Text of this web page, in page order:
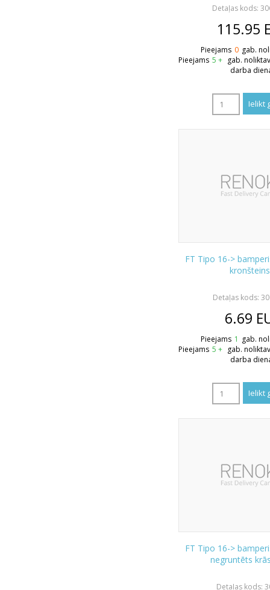
Detaļas kods:
115.95
Pieejams 0 gab.
Pieejams 5 + gab.
darba
FT Tipo 16->
Detaļas kods:
6.69
Pieejams 1 gab.
Pieejams 5 + gab.
darba
FT Tipo 16->
negruntēts
Detaļas kods: